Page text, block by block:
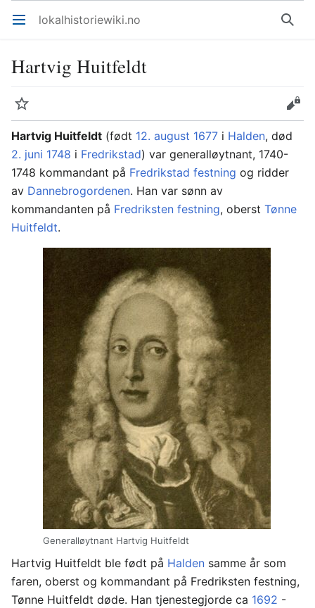
Åpne hovedmenyen lokalhistoriewiki.no Søk
Hartvig Huitfeldt
Overvåk
Rediger
Hartvig Huitfeldt (født 12. august 1677 i Halden, død
2. juni 1748 i Fredrikstad) var generalløytnant, 1740-
1748 kommandant på Fredrikstad festning og ridder
av Dannebrogordenen. Han var sønn av
kommandanten på Fredriksten festning, oberst Tønne
Huitfeldt.
Generalløytnant Hartvig Huitfeldt
Hartvig Huitfeldt ble født på Halden samme år som
faren, oberst og kommandant på Fredriksten festning,
Tønne Huitfeldt døde. Han tjenestegjorde ca 1692 -